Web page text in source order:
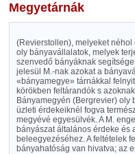
Megyetárnák
(Revierstollen), melyeket
oly bányavállalatok, melyek
szenvedő bányáknak
jelesül M.-nak azokat a
«bányamegye» tárnákkal
körökben feltárandók s
Bányamegyén (Bergrevier) oly
üzleti érdekeiknél fogva
megyévé egyesülvék. A M.
bányászat általános érdeke és
beleegyezéséhez. A feltételek
bányahatóság van hivatva; az